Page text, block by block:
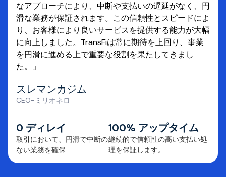
なアプローチにより、中断や支払いの遅延がなく、円
滑な業務が保証されます。この信頼性とスピードによ
り、お客様により良いサービスを提供する能力が大幅
に向上しました。TransFiは常に期待を上回り、事業
を円滑に進める上で重要な役割を果たしてきまし
た。」
スレマンカジム
CEO-ミリオネロ
0 ディレイ
取引において、円滑で中断の
ない業務を確保
100% アップタイム
継続的で信頼性の高い支払い処
理を保証します。